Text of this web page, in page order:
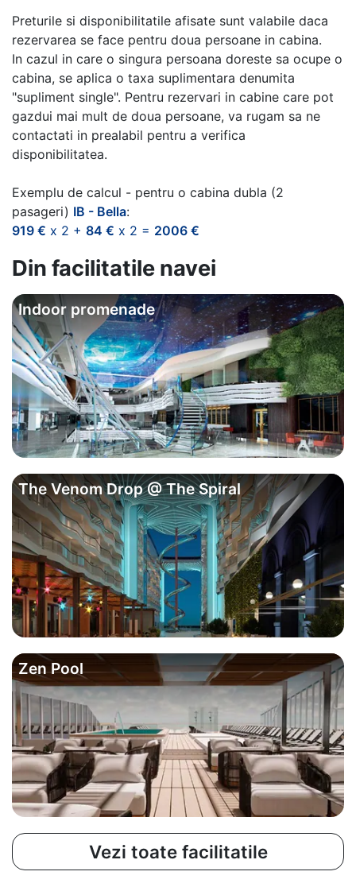
Preturile si disponibilitatile afisate sunt valabile daca
rezervarea se face pentru doua persoane in cabina.
In cazul in care o singura persoana doreste sa ocupe o
cabina, se aplica o taxa suplimentara denumita
"supliment single". Pentru rezervari in cabine care pot
gazdui mai mult de doua persoane, va rugam sa ne
contactati in prealabil pentru a verifica
disponibilitatea.
Exemplu de calcul - pentru o cabina dubla (2
pasageri) IB - Bella:
919 € x 2 + 84 € x 2 = 2006 €
Din facilitatile navei
Indoor promenade
The Venom Drop @ The Spiral
Zen Pool
Vezi toate facilitatile